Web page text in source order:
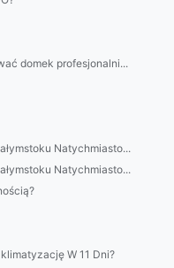
domek profesjonalni...
Natychmiasto...
Natychmiasto...
W 11 Dni?